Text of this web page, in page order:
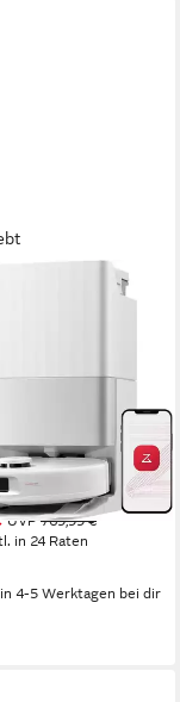
Staubbehälter
(24)
UVP769,99 €
in 24 Raten
4-5 Werktagen bei dir